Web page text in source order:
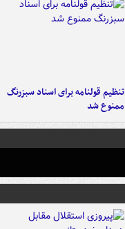
تنظیم قولنامه برای اسناد سبزرنگ
ممنوع شد